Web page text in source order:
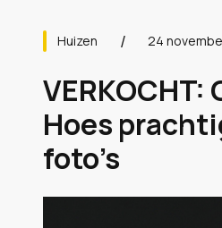
Huizen 24
Hoes
foto’s